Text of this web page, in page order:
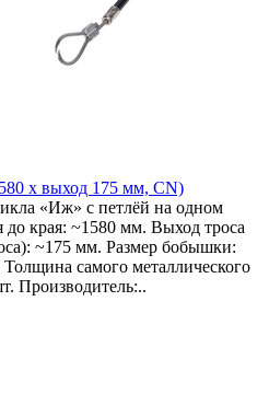
x выход 175 мм, CN)
«Иж» с петлёй на одном
до края: ~1580 мм. Выход троса
~175 мм. Размер бобышки:
самого металлического
Производитель:..